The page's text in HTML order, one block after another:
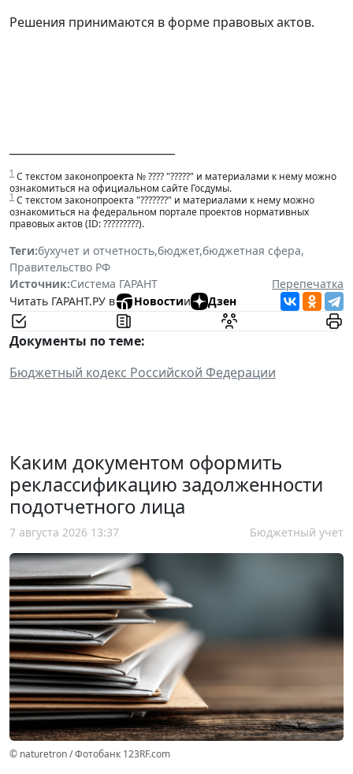
Решения принимаются в форме правовых актов.
1 С текстом законопроекта № ???? "?????" и материалами к нему можно
ознакомиться на официальном сайте Госдумы.
1 С текстом законопроекта "???????" и материалами к нему можно
ознакомиться на федеральном портале проектов нормативных
правовых актов (ID: ?????????).
Теги:бухучет и отчетность,бюджет,бюджетная сфера,
Правительство РФ
Источник:Система ГАРАНТ
Перепечатка
Читать ГАРАНТ.РУ в
Новостии Дзен
Документы по теме:
Бюджетный кодекс Российской Федерации
Каким документом оформить
реклассификацию задолженности
подотчетного лица
7 августа 2026 13:37 Бюджетный учет
© naturetron / Фотобанк 123RF.com